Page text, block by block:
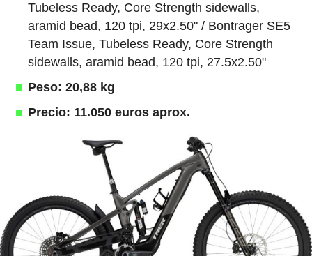
Tubeless Ready, Core Strength sidewalls,
aramid bead, 120 tpi, 29x2.50" / Bontrager SE5
Team Issue, Tubeless Ready, Core Strength
sidewalls, aramid bead, 120 tpi, 27.5x2.50"
Peso: 20,88 kg
Precio: 11.050 euros aprox.